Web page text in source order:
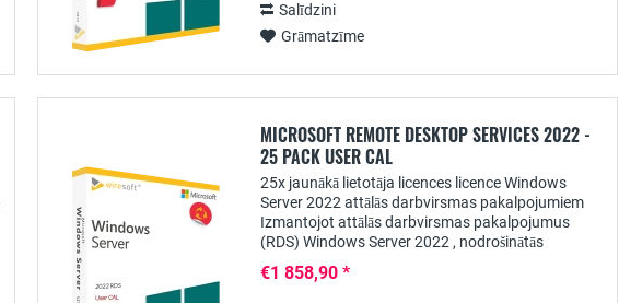
Salīdzini
Grāmatzīme
MICROSOFT REMOTE DESKTOP SERVICES 2022 -
25 PACK USER CAL
25x jaunākā lietotāja licences licence Windows
Server 2022 attālās darbvirsmas pakalpojumiem
Izmantojot attālās darbvirsmas pakalpojumus
(RDS) Windows Server 2022 , nodrošinātās
pieejamas...
€1 858,90 *